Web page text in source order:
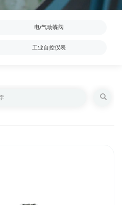
电/气动蝶阀
工业自控仪表